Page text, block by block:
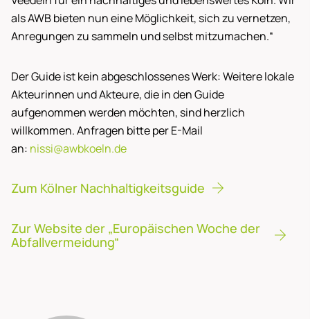
als AWB bieten nun eine Möglichkeit, sich zu vernetzen,
Anregungen zu sammeln und selbst mitzumachen.“
Der Guide ist kein abgeschlossenes Werk: Weitere lokale
Akteurinnen und Akteure, die in den Guide
aufgenommen werden möchten, sind herzlich
willkommen. Anfragen bitte per E-Mail
an: nissi@awbkoeln.de
Zum Kölner Nachhaltigkeitsguide
Zur Website der „Europäischen Woche der
Abfallvermeidung“